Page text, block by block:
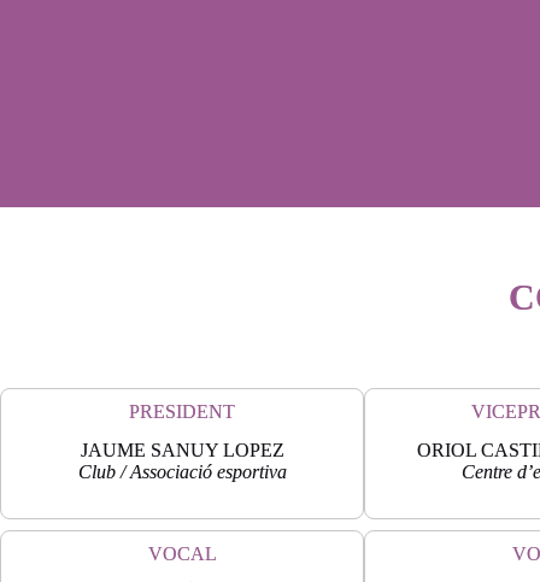
PRESIDENT
JAUME SANUY LOPEZ
Club / Associació esportiva
ORIOL
Centre
VOCAL